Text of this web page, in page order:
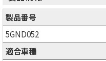
製品番号
5GND052
適合車種